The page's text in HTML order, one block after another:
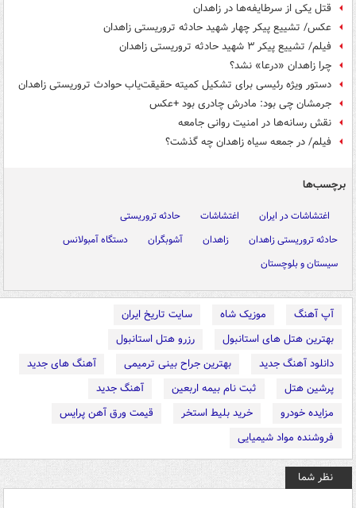
قتل یکی از سرطایفه‌ها در زاهدان
عکس/ تشییع پیکر چهار شهید حادثه تروریستی زاهدان
فیلم/ تشییع پیکر ۳ شهید حادثه تروریستی زاهدان
چرا زاهدان «درعا» نشد؟
دستور ویژه رئیسی برای تشکیل کمیته حقیقت‌یاب حوادث تروریستی زاهدان
جرمشان چی بود: مادرش چادری بود +عکس
نقش رسانه‌ها در امنیت روانی جامعه
فیلم/ در جمعه سیاه زاهدان چه گذشت؟
برچسب‌ها
اغتشاشات در ایران اغتشاشات
حادثه تروریستی
حادثه تروریستی زاهدان
زاهدان آشوبگران
دستگاه آمبولانس
سیستان و بلوچستان
آپ آهنگ موزیک شاه
سایت تاریخ ایران
بهترین هتل های استانبول
رزرو هتل استانبول
دانلود آهنگ جدید
بهترین جراح بینی ترمیمی
آهنگ های جدید
پرشین هتل
ثبت نام بیمه اربعین
آهنگ جدید
مزایده خودرو
خرید بلیط استخر
قیمت ورق آهن پرایس
فروشنده مواد شیمیایی
نظر شما